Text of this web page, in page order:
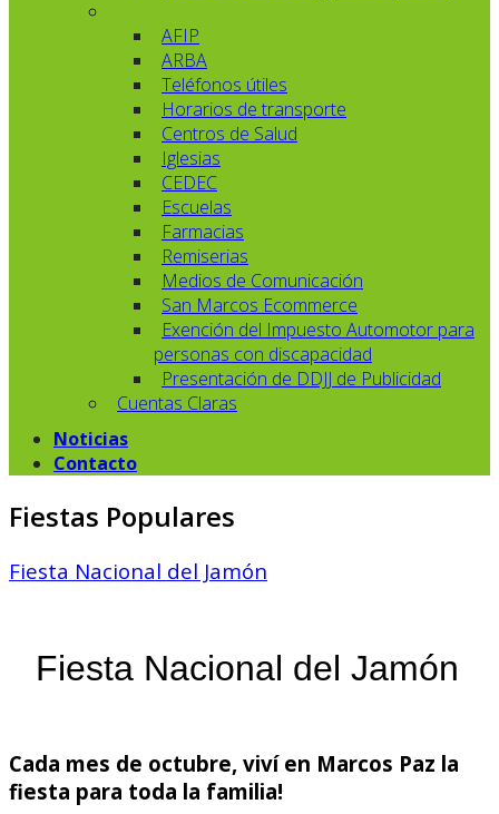
AFIP
ARBA
Teléfonos útiles
Horarios de transporte
Centros de Salud
Iglesias
CEDEC
Escuelas
Farmacias
Remiserias
Medios de Comunicación
San Marcos Ecommerce
Exención del Impuesto Automotor para
personas con discapacidad
Presentación de DDJJ de Publicidad
Cuentas Claras
Noticias
Contacto
Fiestas Populares
Fiesta Nacional del Jamón
Fiesta Nacional del Jamón
Cada mes de octubre, viví en Marcos Paz la
fiesta para toda la familia!